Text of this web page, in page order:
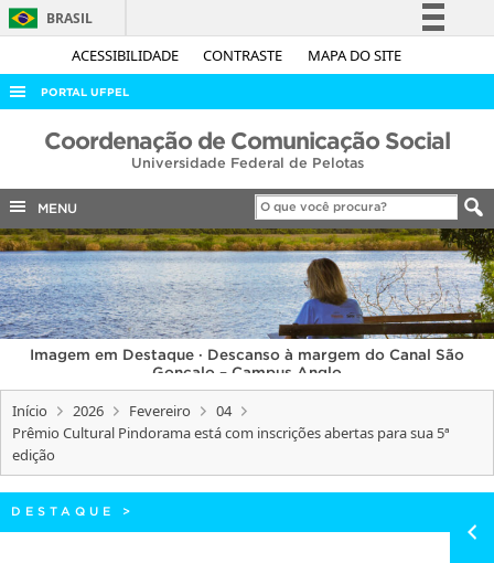
ACESSIBILIDADE CONTRASTE MAPA DO SITE
BRASIL
Simplifique!
Acesso à informação
Legislação
Canais
PORTAL UFPEL
ACESSO À INFORMAÇÃO
COBALTO
CONCURSOS
EDITAIS
INTERNACIONAL
OUVIDORIA
PORTARIAS
TELEFONES
Coordenação de Comunicação Social
Universidade Federal de Pelotas
MENU
Imagem em Destaque · Descanso à margem do Canal São
Gonçalo – Campus Anglo
Início 2026 Fevereiro
04
Prêmio Cultural Pindorama está com inscrições abertas para sua 5ª
edição
DESTAQUE >